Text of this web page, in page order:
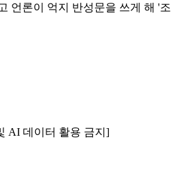
언론이 억지 반성문을 쓰게 해 '
AI 데이터 활용 금지]